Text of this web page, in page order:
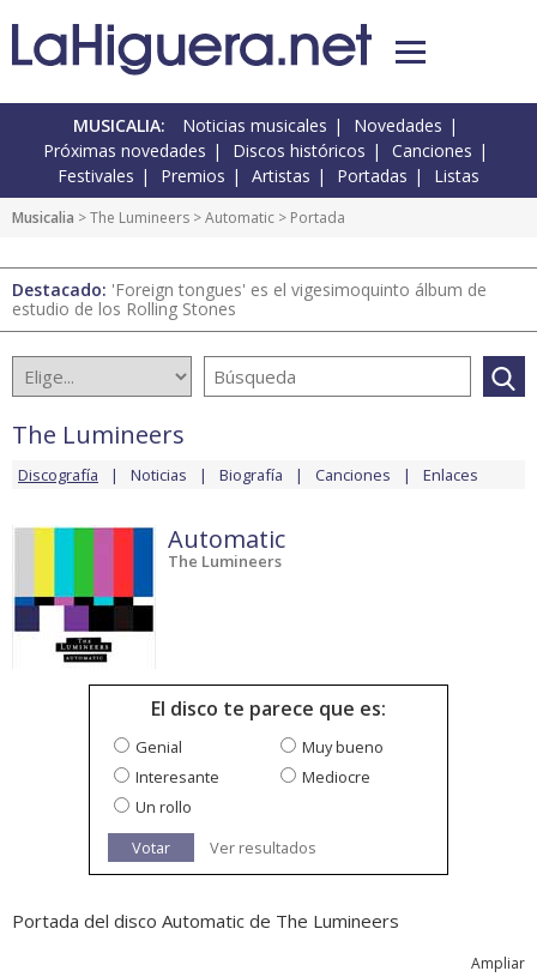
MUSICALIA: Noticias musicales
Novedades
Próximas novedades
Discos históricos
Canciones
Festivales
Premios Artistas Portadas Listas
Musicalia >The Lumineers >Automatic > Portada
Destacado: 'Foreign tongues' es el vigesimoquinto álbum de
estudio de los Rolling Stones
The Lumineers
Discografía Noticias Biografía Canciones Enlaces
Automatic
The Lumineers
El disco te parece que es:
Genial
Muy bueno
Interesante
Mediocre
Un rollo
Votar
Ver resultados
Portada del disco Automatic de The Lumineers
Ampliar